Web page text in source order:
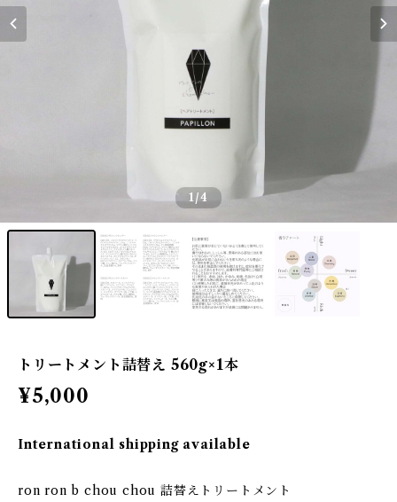
1 /4
トリートメント詰替え 560g×1本
¥5,000
International shipping available
ron ron b chou chou 詰替えトリートメント